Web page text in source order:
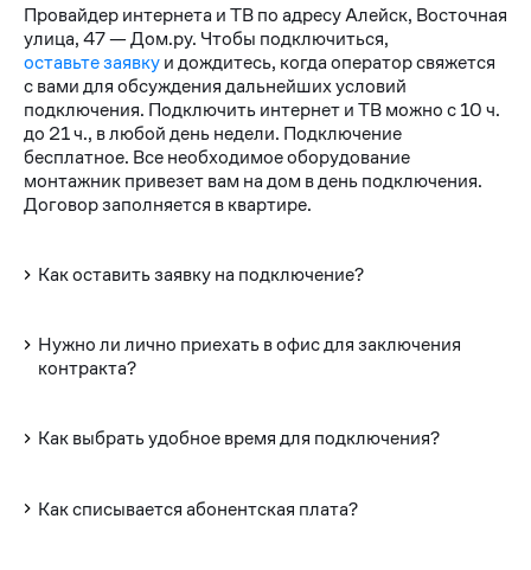
Провайдер интернета и ТВ по адресу Алейск, Восточная
улица, 47 — Дом.ру. Чтобы подключиться,
оставьте заявкуи дождитесь, когда оператор свяжется
с вами для обсуждения дальнейших условий
подключения. Подключить интернет и ТВ можно с 10 ч.
до 21 ч., в любой день недели. Подключение
бесплатное. Все необходимое оборудование
монтажник привезет вам на дом в день подключения.
Договор заполняется в квартире.
Как оставить заявку на подключение?
Нужно ли лично приехать в офис для заключения
контракта?
Как выбрать удобное время для подключения?
Как списывается абонентская плата?